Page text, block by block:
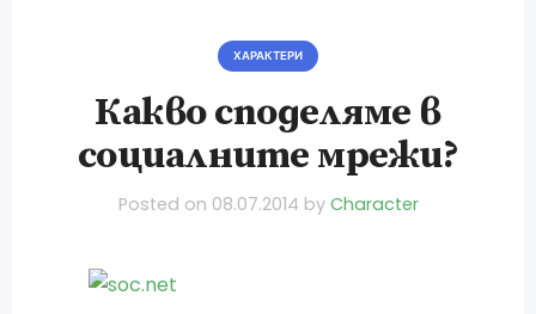
ХАРАКТЕРИ
Какво споделяме в
социалните мрежи?
Posted on 08.07.2014 by Character